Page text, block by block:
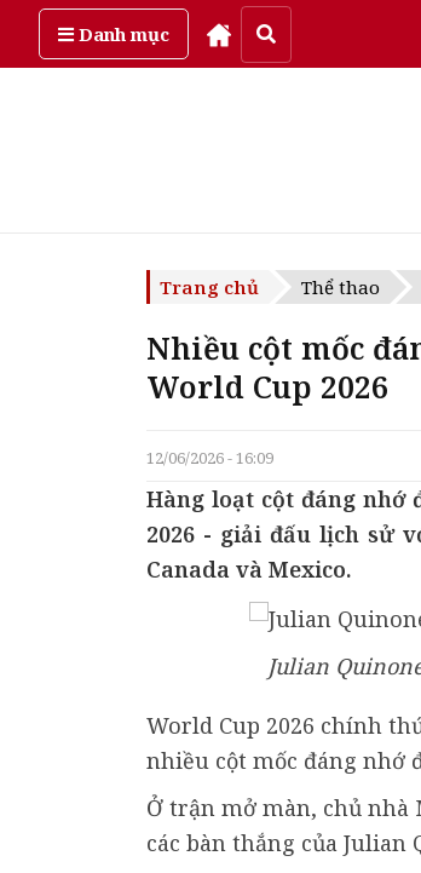
Danh mụcThứ năm, ngày 6/08/2026
Trang chủ Thể thao
Nhiều cột mốc
World Cup 2026
12/06/2026 - 16:09
Hàng loạt cột đáng
2026 - giải đấu lịch sử
Canada và Mexico.
Julian
World Cup 2026 chính
nhiều cột mốc đáng nhớ
Ở trận mở màn, chủ nhà
các bàn thắng của Julian